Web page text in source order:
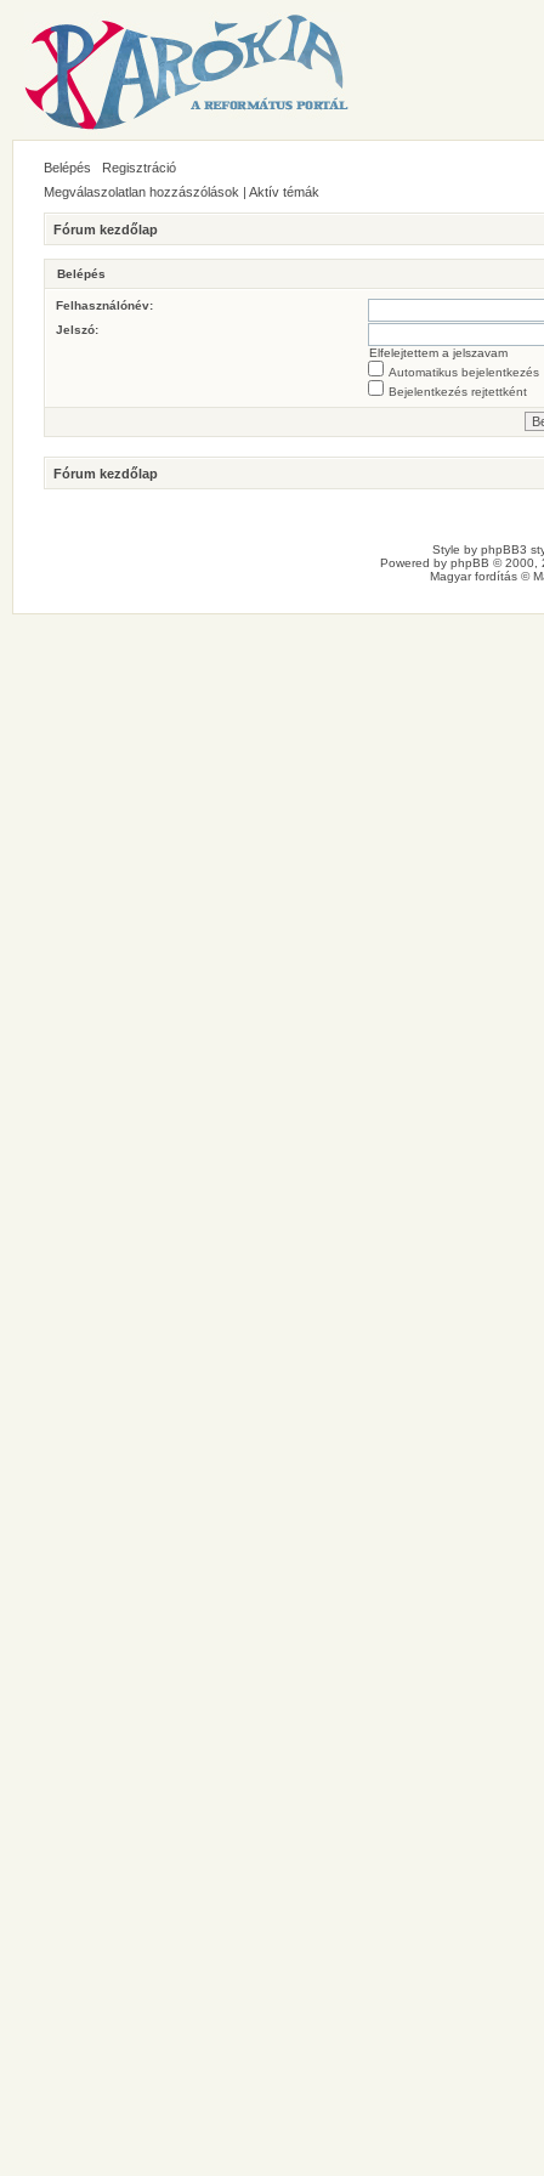
Belépés
Regisztráció
Megválaszolatlan hozzászólások | Aktív témák
Fórum kezdőlap
Belépés
Felhasználónév:
Jelszó:
Elfelejtettem a jelszavam
Automatikus bejelentkezés
Bejelentkezés rejtettként
Fórum kezdőlap
Style by phpBB3
Powered by phpBB © 2000,
Magyar fordítás ©